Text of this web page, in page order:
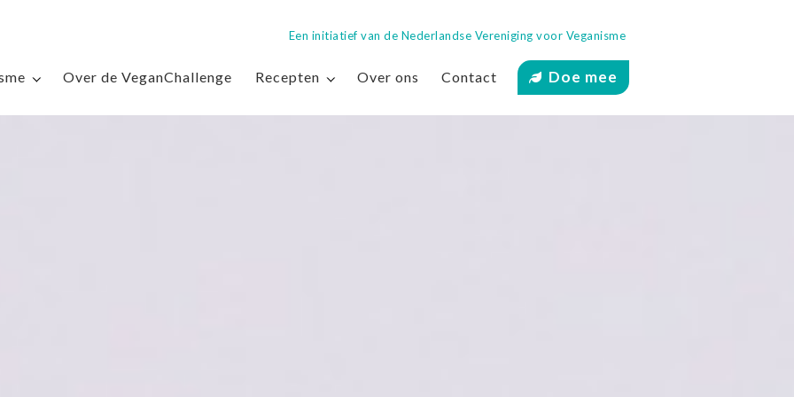
Een initiatief van de Nederlandse Vereniging voor Veganisme
Over de VeganChallenge Recepten Over ons Contact Doe mee